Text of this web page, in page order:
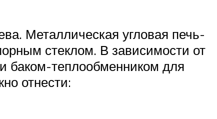
Металлическая угловая печь-
стеклом. В зависимости от
баком-теплообменником для
отнести: